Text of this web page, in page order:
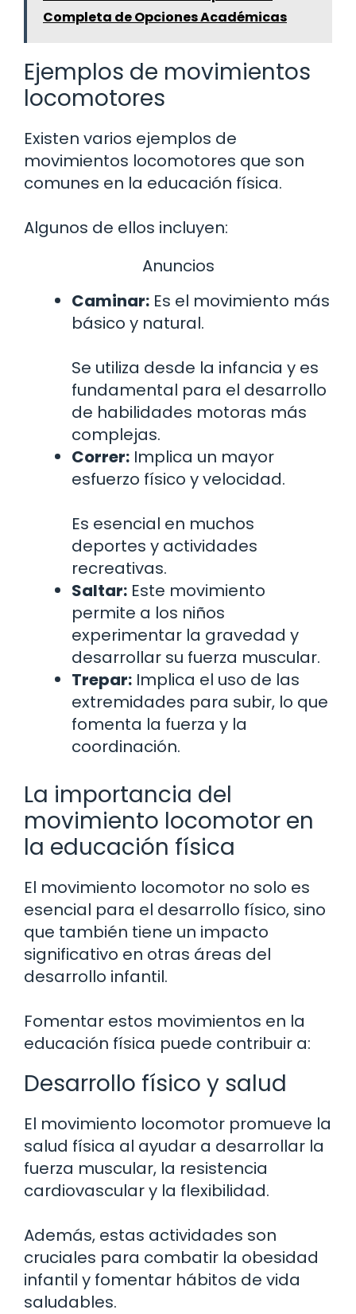
Completa de Opciones Académicas
Ejemplos de movimientos
locomotores
Existen varios ejemplos de
movimientos locomotores que son
comunes en la educación física.
Algunos de ellos incluyen:
Anuncios
Caminar: Es el movimiento más
básico y natural.
Se utiliza desde la infancia y es
fundamental para el desarrollo
de habilidades motoras más
complejas.
Correr: Implica un mayor
esfuerzo físico y velocidad.
Es esencial en muchos
deportes y actividades
recreativas.
Saltar: Este movimiento
permite a los niños
experimentar la gravedad y
desarrollar su fuerza muscular.
Trepar: Implica el uso de las
extremidades para subir, lo que
fomenta la fuerza y la
coordinación.
La importancia del
movimiento locomotor en
la educación física
El movimiento locomotor no solo es
esencial para el desarrollo físico, sino
que también tiene un impacto
significativo en otras áreas del
desarrollo infantil.
Fomentar estos movimientos en la
educación física puede contribuir a:
Desarrollo físico y salud
El movimiento locomotor promueve la
salud física al ayudar a desarrollar la
fuerza muscular, la resistencia
cardiovascular y la flexibilidad.
Además, estas actividades son
cruciales para combatir la obesidad
infantil y fomentar hábitos de vida
saludables.